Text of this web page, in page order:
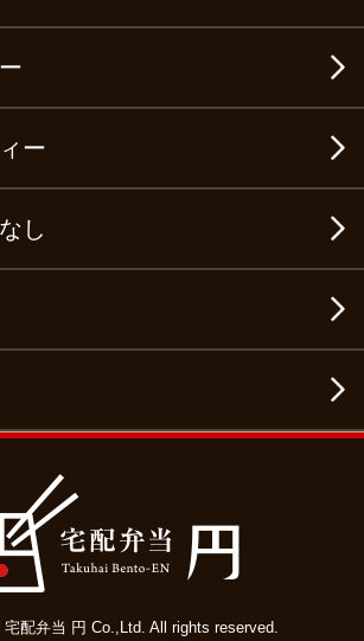
ー
し
配弁当 円 Co.,Ltd. All rights reserved.